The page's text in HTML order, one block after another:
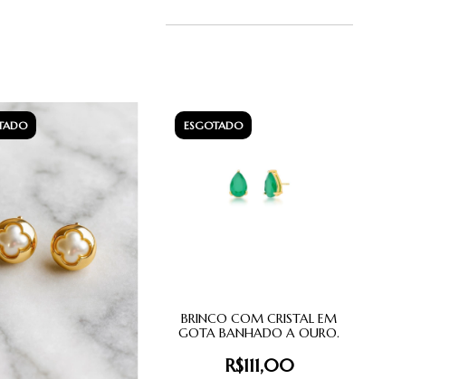
ESGOTADO
BRINCO COM CRISTAL EM
GOTA BANHADO A OURO.
R$111,00